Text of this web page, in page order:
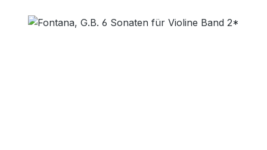
Bildergalerie überspringen